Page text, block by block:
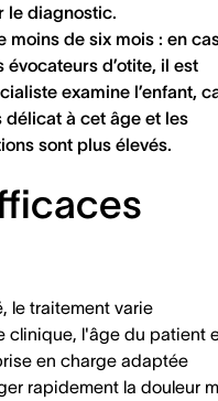
le diagnostic.
moins de six mois : en
d’otite, il est
examine l’enfant,
à cet âge et les
sont plus élevés.
le traitement varie
clinique, l'âge du patient
en charge adaptée
rapidement la douleur